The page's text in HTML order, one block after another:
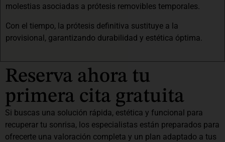
molestias asociadas a prótesis removibles temporales.
Con el tiempo, la prótesis definitiva sustituye a la
provisional, garantizando durabilidad y estética óptima.
Reserva ahora tu
primera cita gratuita
Si buscas una solución rápida, estética y funcional para
recuperar tu sonrisa, los especialistas están preparados para
ofrecerte una valoración completa y un plan adaptado a tus